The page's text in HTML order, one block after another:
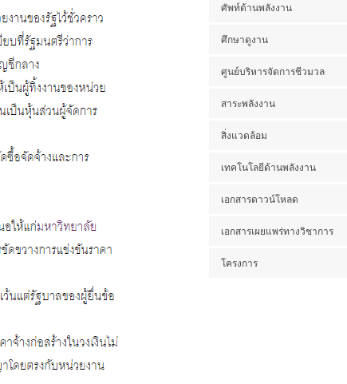
ศัพท์ด้านพลังงาน
ศึกษาดูงาน
ศูนย์บริหารจัดการชีวมวล
สาระพลังงาน
สิ่งแวดล้อม
เทคโนโลยีด้านพลังงาน
เอกสารดาวน์โหลด
เอกสารเผยแพร่ทางวิชาการ
โครงการ